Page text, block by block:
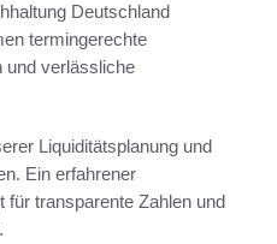
Deutschland
termingerechte
und verlässliche
Liquiditätsplanung und
Ein erfahrener
für transparente Zahlen und